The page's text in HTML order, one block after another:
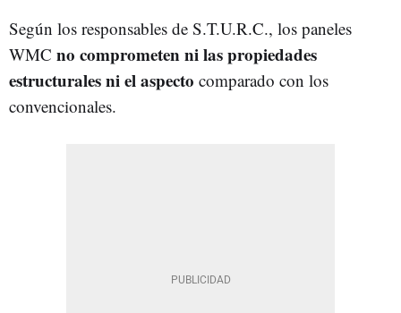
Según los responsables de S.T.U.R.C., los paneles
WMC no comprometen ni las propiedades
estructurales ni el aspecto comparado con los
convencionales.